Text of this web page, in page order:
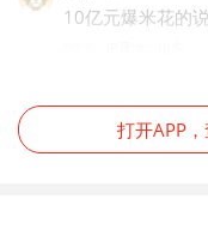
10亿元爆米花的
打开APP